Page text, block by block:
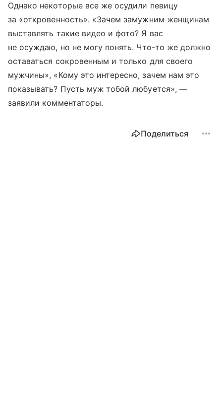
Однако некоторые все же осудили певицу
за «откровенность». «Зачем замужним женщинам
выставлять такие видео и фото? Я вас
не осуждаю, но не могу понять. Что-то же должно
оставаться сокровенным и только для своего
мужчины», «Кому это интересно, зачем нам это
показывать? Пусть муж тобой любуется», —
заявили комментаторы.
Поделиться